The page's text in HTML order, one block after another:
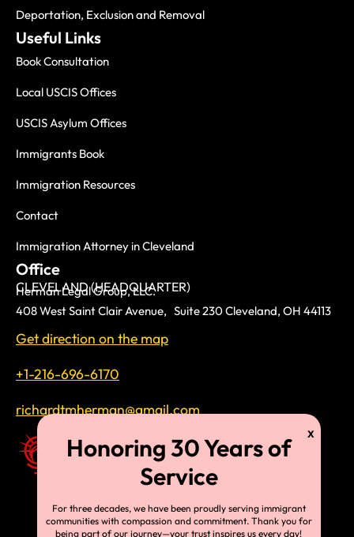
Deportation, Exclusion and Removal
Useful Links
Book Consultation
Local USCIS Offices
USCIS Asylum Offices
Immigrants Book
Immigration Resources
Contact
Immigration Attorney in Cleveland
Office
CLEVELAND (HEADQUARTER)
Herman Legal Group, LLC.
408 West Saint Clair Avenue, Suite 230 Cleveland, OH 44113
Get direction on the map
+1-216-696-6170
richardtmherman@gmail.com
For three decades, we have been proudly serving immigrant
being part of our journey—your trust inspires us every day!